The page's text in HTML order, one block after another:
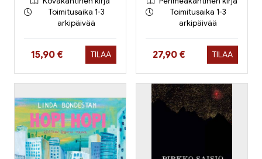
Toimitusaika 1-3
arkipäivää
Hinta nyt
15,90 € TILAA
Toimitusaika 1-3
arkipäivää
Hinta nyt
27,90 € TILAA